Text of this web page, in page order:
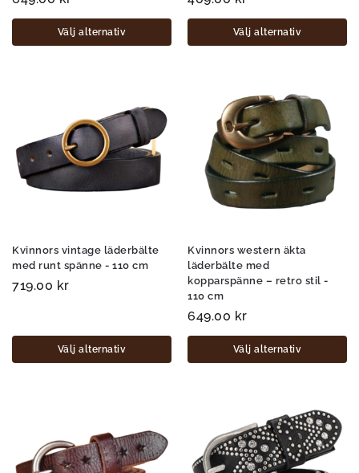
Välj alternativ Välj alternativ
Kvinnors vintage läderbälte
med runt spänne - 110 cm
719.00 kr
Välj alternativ
Kvinnors western äkta
läderbälte med
kopparspänne – retro stil -
110 cm
649.00 kr
Välj alternativ